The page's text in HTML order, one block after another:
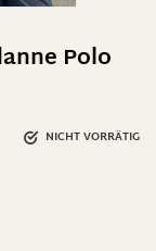
Polo
NICHT VORRÄTIG